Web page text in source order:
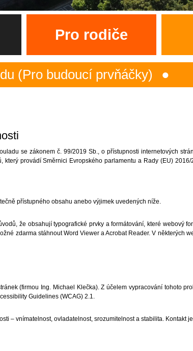
Pro rodiče
budoucí prvňáčky)
(Sportovní akce)
výcvik (3.C)
den (5.B)
(6.A)
Sportovali i
se zákonem č. 99/2019 Sb., o přístupnosti internetových
provádí Směrnici Evropského parlamentu a Rady (EU)
přístupného obsahu anebo výjimek uvedených níže.
že obsahují typografické prvky a formátování, které webový
zdarma stáhnout Word Viewer a Acrobat Reader. V některých
(firmou Ing. Michael Klečka). Z účelem vypracování tohoto
Guidelines (WCAG) 2.1.
– vnímatelnost, ovladatelnost, srozumitelnost a stabilita. Kontakt